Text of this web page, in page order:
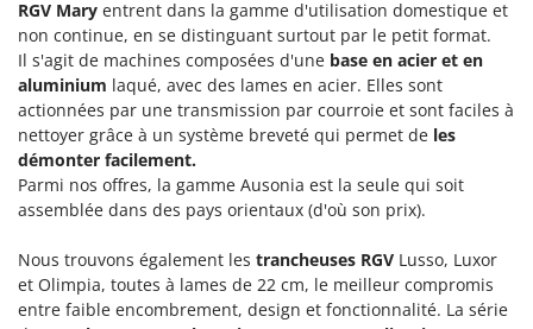
RGV Mary entrent dans la gamme d'utilisation domestique et
non continue, en se distinguant surtout par le petit format.
Il s'agit de machines composées d'une base en acier et en
aluminium laqué, avec des lames en acier. Elles sont
actionnées par une transmission par courroie et sont faciles à
nettoyer grâce à un système breveté qui permet de les
démonter facilement.
Parmi nos offres, la gamme Ausonia est la seule qui soit
assemblée dans des pays orientaux (d'où son prix).
Nous trouvons également les trancheuses RGV Lusso, Luxor
et Olimpia, toutes à lames de 22 cm, le meilleur compromis
entre faible encombrement, design et fonctionnalité. La série